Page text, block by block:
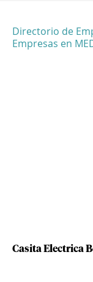
Directorio de
Empresas en
Casita Electrica